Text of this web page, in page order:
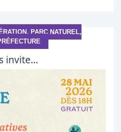
PARC NATUREL,
invite...